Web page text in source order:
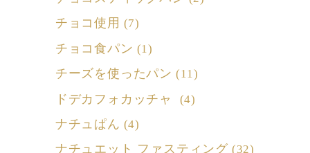
チョコ使用 (7)
チョコ食パン (1)
チーズを使ったパン (11)
ドデカフォカッチャ (4)
ナチュぱん (4)
ナチュエット ファスティング (32)